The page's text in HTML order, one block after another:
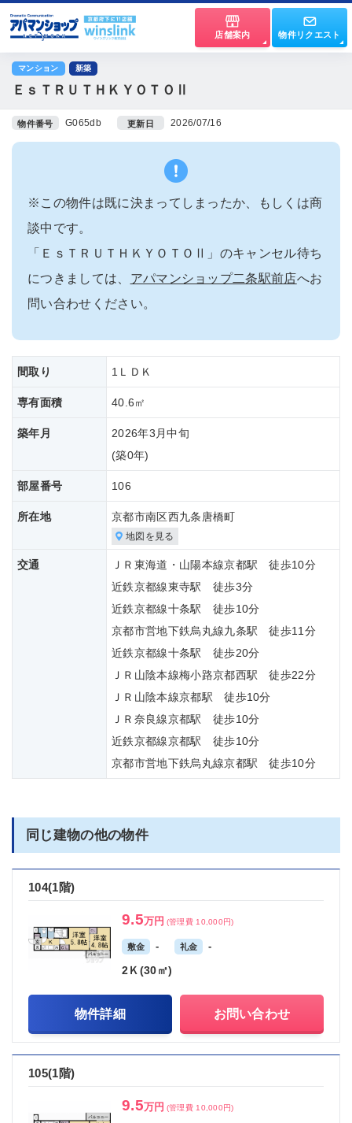
店舗案内 物件リクエスト
マンション 新築
ＥｓＴＲＵＴＨＫＹＯＴＯⅡ
物件番号 G065db 更新日 2026/07/16
※この物件は既に決まってしまったか、もしくは商
談中です。
「ＥｓＴＲＵＴＨＫＹＯＴＯⅡ」のキャンセル待ち
につきましては、 アパマンショップ二条駅前店へお
問い合わせください。
間取り 1ＬＤＫ
専有面積 40.6㎡
築年月
2026年3月中旬
(築0年)
部屋番号 106
所在地 京都市南区西九条唐橋町
地図を見る
交通
ＪＲ東海道・山陽本線京都駅 徒歩10分
近鉄京都線東寺駅 徒歩3分
近鉄京都線十条駅 徒歩10分
京都市営地下鉄烏丸線九条駅 徒歩11分
近鉄京都線十条駅 徒歩20分
ＪＲ山陰本線梅小路京都西駅 徒歩22分
ＪＲ山陰本線京都駅 徒歩10分
ＪＲ奈良線京都駅 徒歩10分
近鉄京都線京都駅 徒歩10分
京都市営地下鉄烏丸線京都駅 徒歩10分
同じ建物の他の物件
104(1階)
9.5万円 (管理費 10,000円)
敷金 - 礼金 -
2Ｋ(30㎡)
物件詳細 お問い合わせ
105(1階)
9.5万円 (管理費 10,000円)